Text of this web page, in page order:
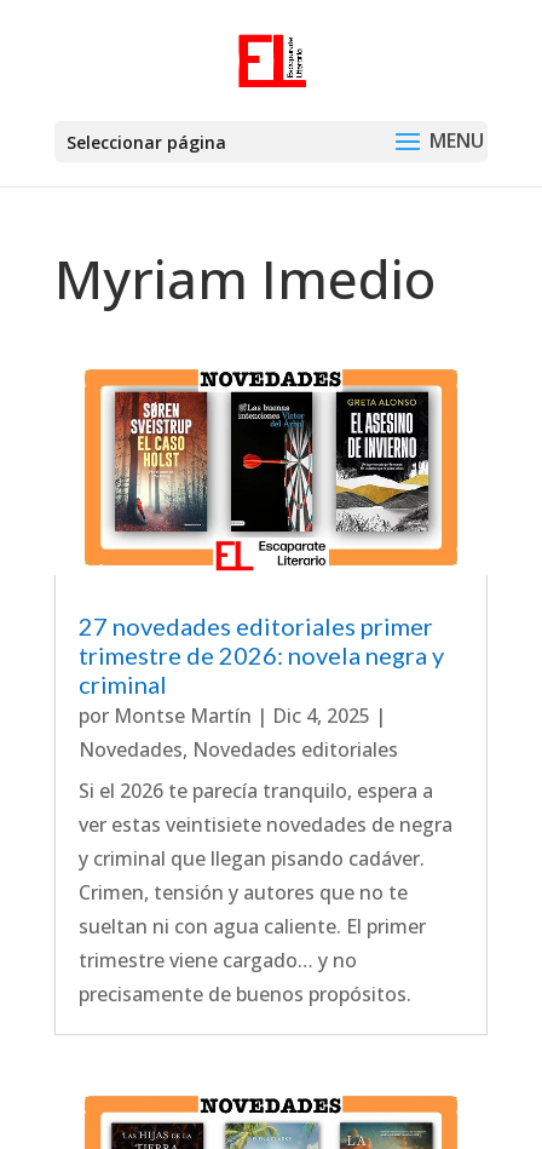
Seleccionar página
Myriam Imedio
27 novedades editoriales primer
trimestre de 2026: novela negra y
criminal
por Montse Martín | Dic 4, 2025 |
Novedades, Novedades editoriales
Si el 2026 te parecía tranquilo, espera a
ver estas veintisiete novedades de negra
y criminal que llegan pisando cadáver.
Crimen, tensión y autores que no te
sueltan ni con agua caliente. El primer
trimestre viene cargado… y no
precisamente de buenos propósitos.